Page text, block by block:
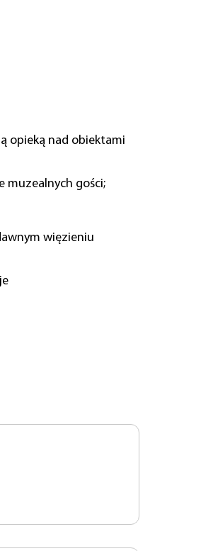
opieką nad obiektami
muzealnych gości;
więzieniu